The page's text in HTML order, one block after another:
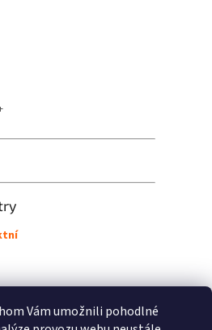
Vám umožnili pohodlné